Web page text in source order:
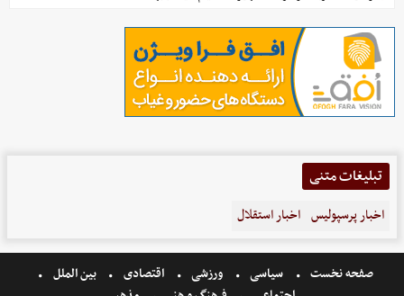
تبلیغات متنی
اخبار پرسپولیس اخبار استقلال
صفحه نخست سیاسی ورزشی اقتصادی
بین الملل